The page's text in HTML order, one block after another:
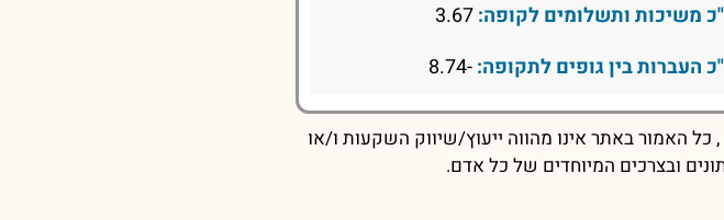
משיכות ותשלומים לקופה:3.67
העברות בין גופים לתקופה:-8.74
האמור באתר אינו מהווה ייעוץ/שיווק השקעות ו/או
ובצרכים המיוחדים של כל אדם.